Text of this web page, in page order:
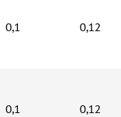
0,1 0,12
0,1 0,12